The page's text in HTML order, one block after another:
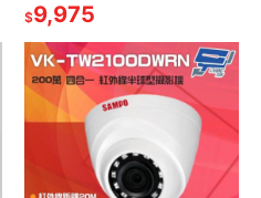
主機
$9,975